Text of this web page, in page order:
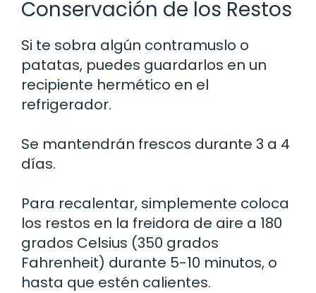
Conservación de los Restos
Si te sobra algún contramuslo o
patatas, puedes guardarlos en un
recipiente hermético en el
refrigerador.
Se mantendrán frescos durante 3 a 4
días.
Para recalentar, simplemente coloca
los restos en la freidora de aire a 180
grados Celsius (350 grados
Fahrenheit) durante 5-10 minutos, o
hasta que estén calientes.